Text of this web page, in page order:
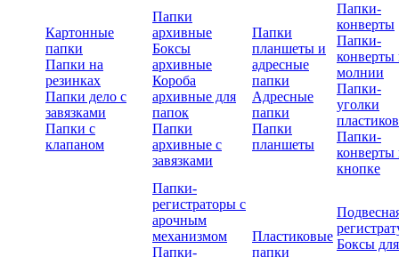
Картонные
папки
Папки на
резинках
Папки дело с
завязками
Папки с
клапаном
Папки
архивные
Боксы
архивные
Короба
архивные для
папок
Папки
архивные с
завязками
Папки
планшеты и
адресные
папки
Адресные
папки
Папки
планшеты
Папки-
конверты
Папки-
конверты
молнии
Папки-
уголки
Папки-
конверты
кнопке
Папки-
регистраторы с
арочным
механизмом
Папки-
Пластиковые
папки
Боксы для